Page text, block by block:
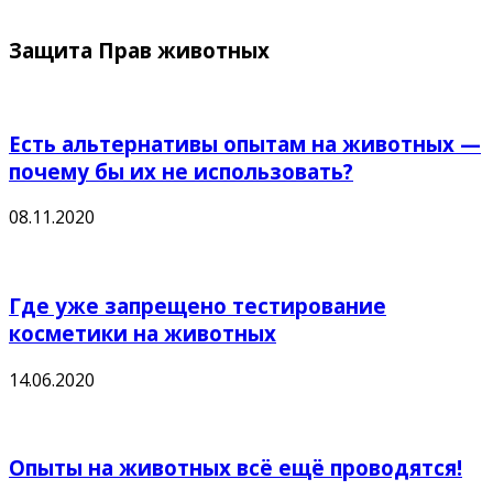
Защита Прав животных
Есть альтернативы опытам на животных —
почему бы их не использовать?
08.11.2020
Где уже запрещено тестирование
косметики на животных
14.06.2020
Опыты на животных всё ещё проводятся!